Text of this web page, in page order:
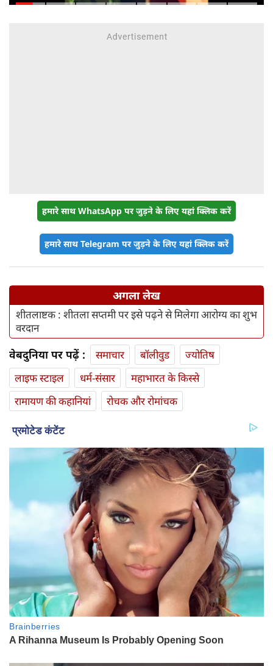
हमारे साथ WhatsApp पर जुड़ने के लिए यहां क्लिक करें
हमारे साथ Telegram पर जुड़ने के लिए यहां क्लिक करें
अगला लेख
शीतलाष्टक : शीतला सप्तमी पर इसे पढ़ने से मिलेगा आरोग्य का शुभ
वरदान
वेबदुनिया पर पढ़ें : समाचार बॉलीवुड
ज्योतिष
लाइफ स्‍टाइल
धर्म-संसार
महाभारत के किस्से
रामायण की कहानियां
रोचक और रोमांचक